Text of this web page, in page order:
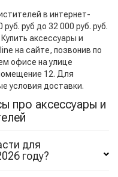
в интернет-
руб до 32 000 руб. руб.
аксессуары и
на сайте, позвонив по
офисе на улице
12. Для
условия доставки.
про аксессуары и
для
году?